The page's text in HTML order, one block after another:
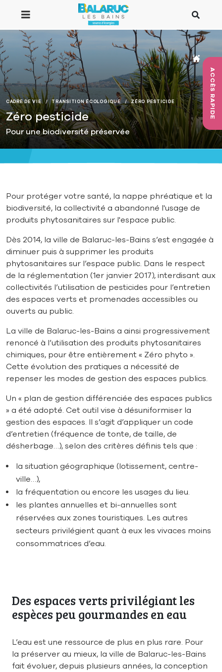
Aller au contenu principal
ACCÈS RAPIDE
CADRE DE VIE TRANSITION ÉCOLOGIQUE ZÉRO PESTICIDE
Zéro pesticide
Pour une biodiversité préservée
Pour protéger votre santé, la nappe phréatique et la
biodiversité, la collectivité a abandonné l'usage de
produits phytosanitaires sur l'espace public.
Dès 2014, la ville de Balaruc-les-Bains s’est engagée à
diminuer puis à supprimer les produits
phytosanitaires sur l’espace public. Dans le respect
de la réglementation (1er janvier 2017), interdisant aux
collectivités l’utilisation de pesticides pour l’entretien
des espaces verts et promenades accessibles ou
ouverts au public.
La ville de Balaruc-les-Bains a ainsi progressivement
renoncé à l’utilisation des produits phytosanitaires
chimiques, pour être entièrement « Zéro phyto ».
Cette évolution des pratiques a nécessité de
repenser les modes de gestion des espaces publics.
Un « plan de gestion différenciée des espaces publics
» a été adopté. Cet outil vise à désuniformiser la
gestion des espaces. Il s’agit d’appliquer un code
d’entretien (fréquence de tonte, de taille, de
désherbage…), selon des critères définis tels que :
la situation géographique (lotissement, centre-
ville…),
la fréquentation ou encore les usages du lieu.
les plantes annuelles et bi-annuelles sont
réservées aux zones touristiques. Les autres
secteurs privilégient quant à eux les vivaces moins
consommatrices d’eau.
Des espaces verts privilégiant les
espèces peu gourmandes en eau
L’eau est une ressource de plus en plus rare. Pour
la préserver au mieux, la ville de Balaruc-les-Bains
fait évoluer, depuis plusieurs années, la conception